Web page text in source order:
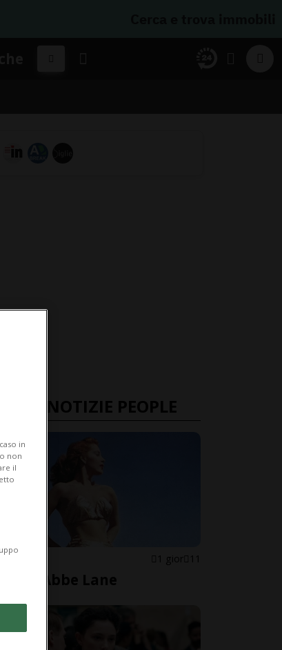
NOTIZIE PEOPLE
UNITI 1 gior 11
morta Abbe Lane
in
non
il